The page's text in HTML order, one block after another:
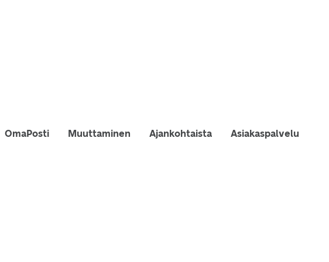
OmaPosti Muuttaminen Ajankohtaista Asiakaspalvelu